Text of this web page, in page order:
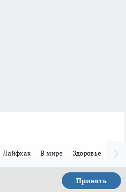
Лайфхак В мире Здоровье
Принять